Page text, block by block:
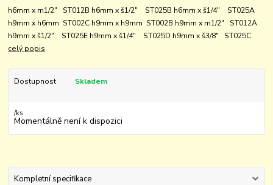
h6mm x m1/2" ST012B h6mm x š1/2" ST025B h6mm x š1/4" ST025A
h9mm x h6mm ST002C h9mm x h9mm ST002B h9mm x m1/2" ST012A
h9mm x š1/2" ST025E h9mm x š1/4" ST025D h9mm x š3/8" ST025C
celý popis
Dostupnost Skladem
/ks
Momentálně není k dispozici
Kompletní specifikace